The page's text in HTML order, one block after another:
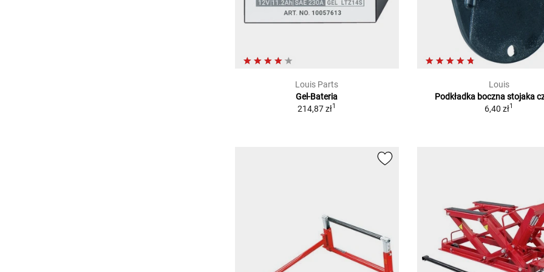
Louis Parts
Gel-Bateria
214,87 zł1
Louis
Podkładka boczna stojaka
6,40 zł1